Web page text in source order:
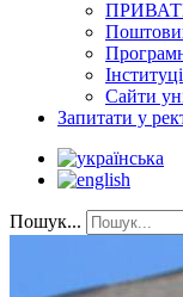
Сайти
Запитати у
Пошук...